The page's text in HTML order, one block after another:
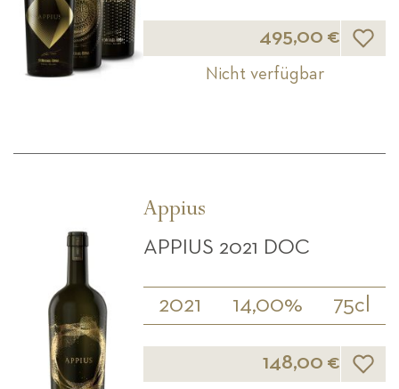
495,00 €
Nicht verfügbar
Appius
APPIUS 2021 DOC
2021 14,00% 75cl
148,00 €